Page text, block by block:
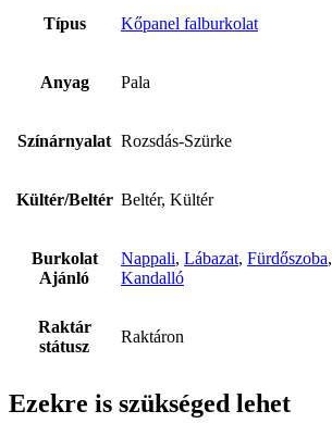
Típus Kőpanel falburkolat
Anyag Pala
Színárnyalat Rozsdás-Szürke
Kültér/Beltér Beltér, Kültér
Burkolat
Ajánló
Nappali, Lábazat, Fürdőszoba,
Kandalló
Raktár
státusz
Raktáron
Ezekre is szükséged lehet